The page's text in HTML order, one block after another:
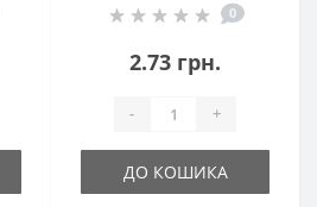
0
2.73 грн.
- +
ДО КОШИКА